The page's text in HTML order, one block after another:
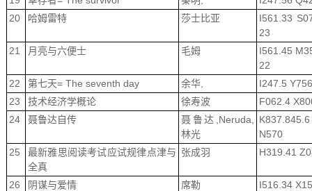
20
哈姆雷特 莎士比亚
I561.33
23
21
月亮与六便士 毛姆
I561.45
22
22
第七天= The seventh day 余华,
I247.5 Y756
23
技术经济学概论 徐寿波
F062.4
24
聂鲁达自传
聂鲁达,Neruda,
林光
K837.845.6
N570
25
最新雅思阅读考试应试规律点津与
全真
张成羽 H319.41
26 阴谋与爱情 席勒
I516.34